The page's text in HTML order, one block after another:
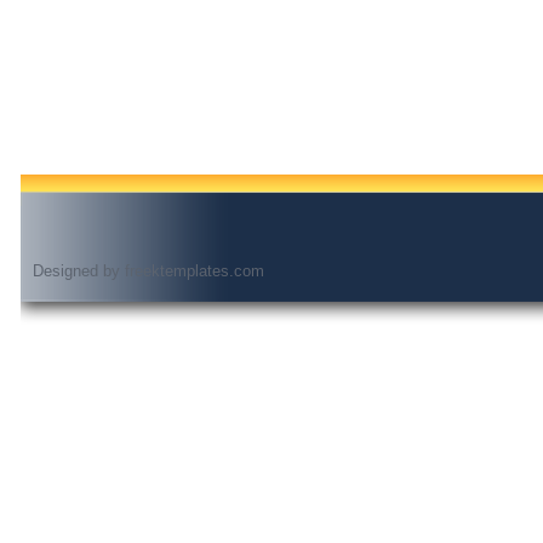
Designed by freektemplates.com